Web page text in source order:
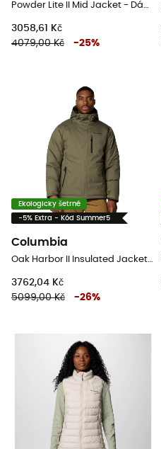
Powder Lite II Mid Jacket - Dámská péřova
3058,61 Kč
4079,00 Kč
-25%
Ekologicky šetrné
-5% Extra - Kód Summer5
Columbia
Oak Harbor II Insulated Jacket - Pánská bunda
3762,04 Kč
5099,00 Kč
-26%